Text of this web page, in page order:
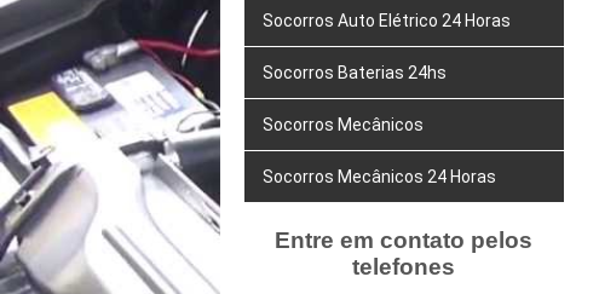
Socorros Auto Elétrico 24 Horas
Socorros Baterias 24hs
Socorros Mecânicos
Socorros Mecânicos 24 Horas
Entre em contato pelos
telefones